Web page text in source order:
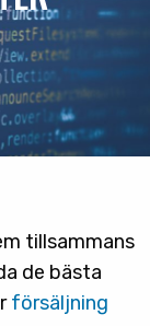
tillsammans
de bästa
försäljning